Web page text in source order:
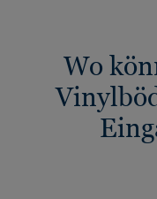
Wo